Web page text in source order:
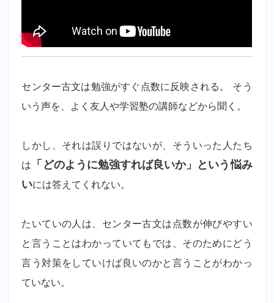
センター古文は勉強がすぐ点数に反映される。 そう
いう声を、よく友人や学習塾の講師などから聞く。
しかし、それは誤りではないが、そういった人たち
は 「どのように勉強すれば良いか」という悩み
いには答えてくれない。
たいていの人は、センター古文は点数が伸びやすい
と言うことはわかっていてもでは、そのためにどう
言う対策をしていけば良いのかと言うことがわかっ
ていない。